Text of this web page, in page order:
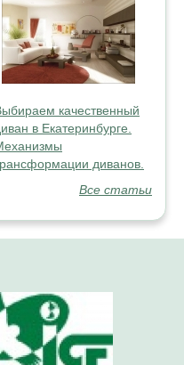
качественный
в Екатеринбурге.
диванов.
Все статьи